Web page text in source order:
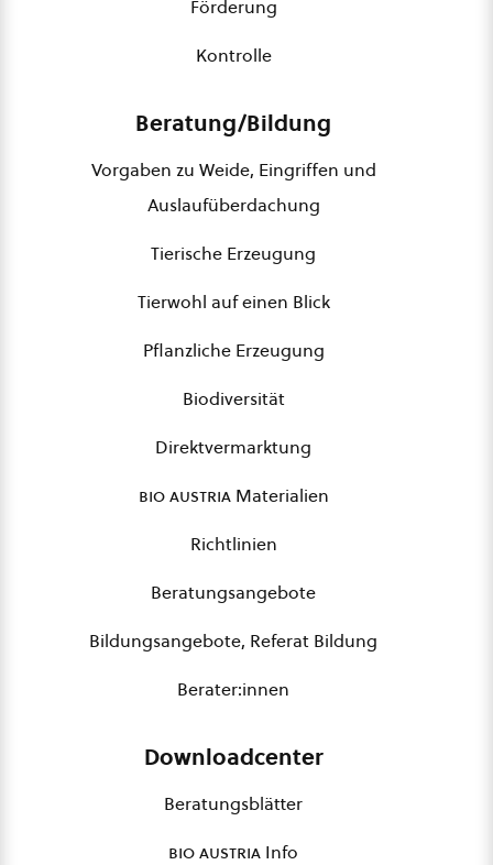
Förderung
Kontrolle
Beratung/Bildung
Vorgaben zu Weide, Eingriffen und
Auslaufüberdachung
Tierische Erzeugung
Tierwohl auf einen Blick
Pflanzliche Erzeugung
Biodiversität
Direktvermarktung
bio austriaMaterialien
Richtlinien
Beratungsangebote
Bildungsangebote, Referat Bildung
Berater:innen
Downloadcenter
Beratungsblätter
bio austria Info